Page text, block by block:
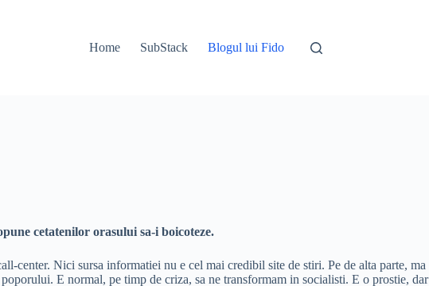
Home
SubStack Blogul lui Fido
cetatenilor orasului sa-i boicoteze.
center. Nici sursa informatiei nu e cel mai credibil site de stiri. Pe de alta parte, ma
E normal, pe timp de criza, sa ne transformam in socialisti. E o prostie, dar